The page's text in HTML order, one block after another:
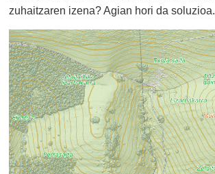
zuhaitzaren izena? Agian hori da soluzioa.